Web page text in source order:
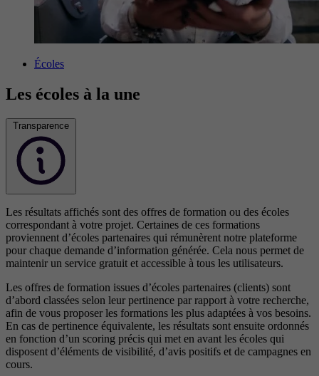
Écoles
Les écoles à la une
Transparence
Les résultats affichés sont des offres de formation ou des écoles
correspondant à votre projet. Certaines de ces formations
proviennent d’écoles partenaires qui rémunèrent notre plateforme
pour chaque demande d’information générée. Cela nous permet de
maintenir un service gratuit et accessible à tous les utilisateurs.
Les offres de formation issues d’écoles partenaires (clients) sont
d’abord classées selon leur pertinence par rapport à votre recherche,
afin de vous proposer les formations les plus adaptées à vos besoins.
En cas de pertinence équivalente, les résultats sont ensuite ordonnés
en fonction d’un scoring précis qui met en avant les écoles qui
disposent d’éléments de visibilité, d’avis positifs et de campagnes en
cours.